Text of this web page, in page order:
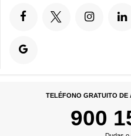
TELÉFONO GRATUITO DE
900